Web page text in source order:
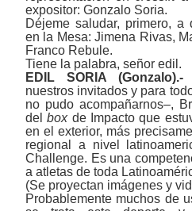
expositor: Gonzalo Soria.
Déjeme saludar, primero, a
en la Mesa: Jimena Rivas,
Franco Rebule.
Tiene la palabra, señor edil.
EDIL SORIA (Gonzalo).-
nuestros invitados y para
no pudo acompañarnos‒,
delboxde Impacto que
en el exterior, más
regional a nivel
Challenge. Es una
a atletas de toda
(Se proyectan imágenes y
Probablemente muchos de